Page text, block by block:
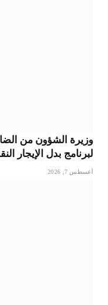
وزيرة الشؤون من
لبرنامج بدل الإيجار
أغسطس 7, 2026